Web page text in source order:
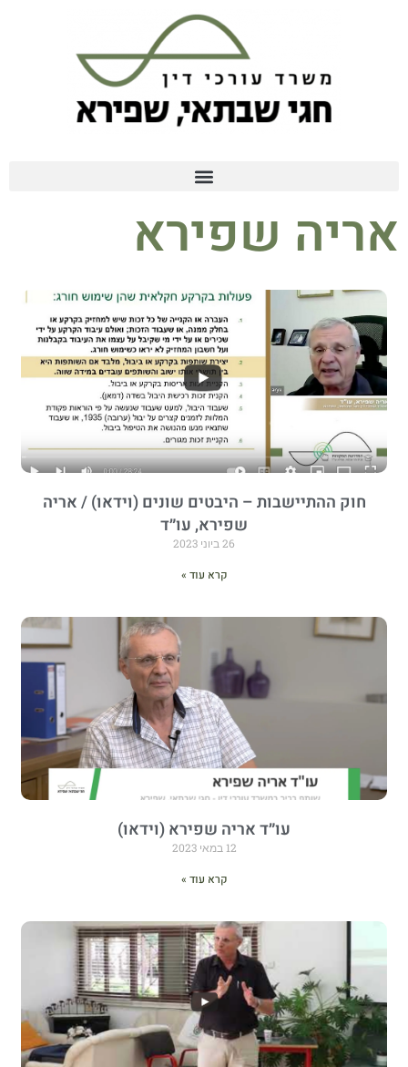
אריה שפירא
חוק ההתיישבות – היבטים שונים (וידאו) / אריה
שפירא, עו״ד
26 ביוני 2023
קרא עוד »
עו״ד אריה שפירא (וידאו)
12 במאי 2023
קרא עוד »